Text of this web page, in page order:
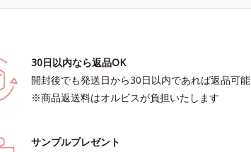
30日以内なら返品OK
開封後でも発送日から30日以内であれば返品可能
※商品返送料はオルビスが負担いたします
サンプルプレゼント